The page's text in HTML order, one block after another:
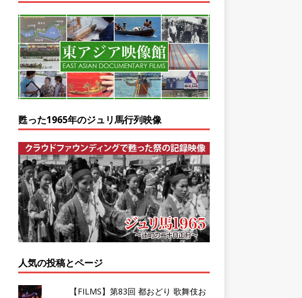
甦った1965年のジュリ馬行列映像
人気の投稿とページ
【FILMS】第83回 都おどり 歌舞伎お